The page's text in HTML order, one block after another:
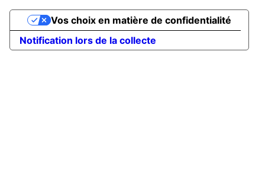
Notification lors de la collecte
Vos choix en matière de confidentialité